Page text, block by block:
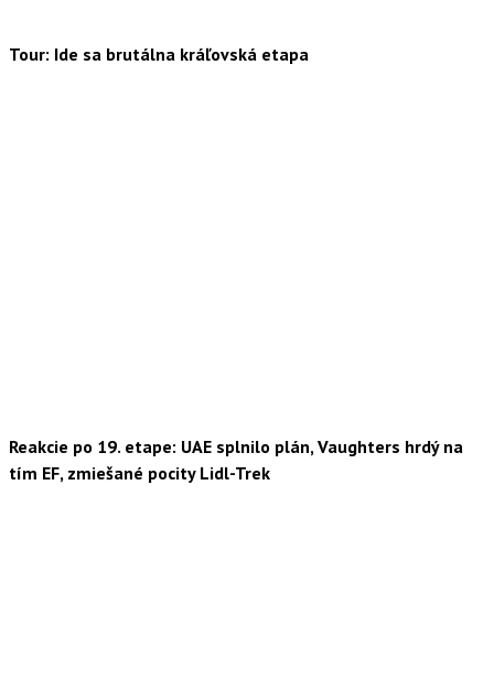
Tour: Ide sa brutálna kráľovská etapa
Reakcie po 19. etape: UAE splnilo plán, Vaughters hrdý na
tím EF, zmiešané pocity Lidl-Trek